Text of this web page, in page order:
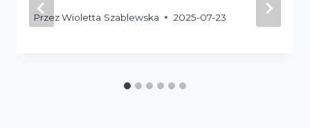
PrzezWioletta Szablewska 2025-07-23